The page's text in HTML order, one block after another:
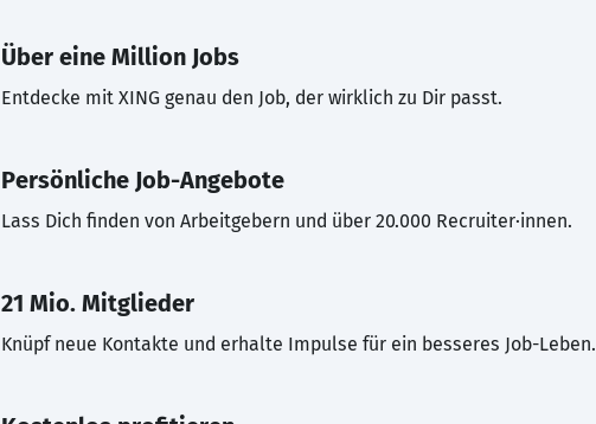
Über eine Million Jobs
Entdecke mit XING genau den Job, der wirklich zu Dir passt.
Persönliche Job-Angebote
Lass Dich finden von Arbeitgebern und über 20.000 Recruiter·innen.
21 Mio. Mitglieder
Knüpf neue Kontakte und erhalte Impulse für ein besseres Job-Leben.